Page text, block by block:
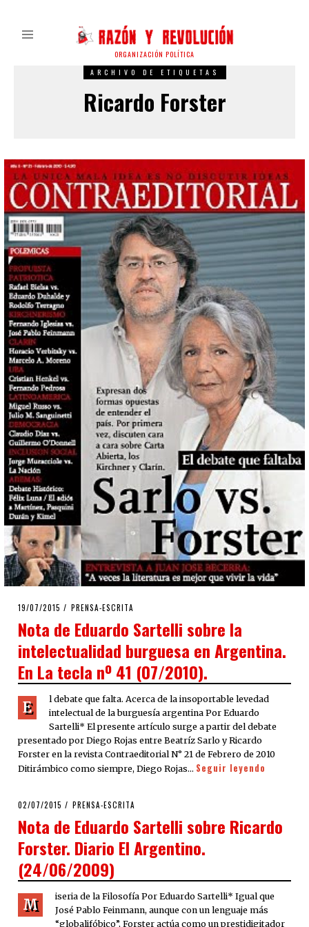
ORGANIZACIÓN POLÍTICA
ARCHIVO DE ETIQUETAS
Ricardo Forster
POSTED
19/07/2015 PRENSA-ESCRITA
Nota de Eduardo Sartelli sobre la
intelectualidad burguesa en Argentina.
En La tecla nº 41 (07/2010).
E
l debate que falta. Acerca de la insoportable levedad
intelectual de la burguesía argentina Por Eduardo
Sartelli* El presente artículo surge a partir del debate
presentado por Diego Rojas entre Beatríz Sarlo y Ricardo
Forster en la revista Contraeditorial N° 21 de Febrero de 2010
Ditirámbico como siempre, Diego Rojas… Seguir leyendo
POSTED
02/07/2015 PRENSA-ESCRITA
Nota de Eduardo Sartelli sobre Ricardo
Forster. Diario El Argentino.
(24/06/2009)
M
iseria de la Filosofía Por Eduardo Sartelli* Igual que
José Pablo Feinmann, aunque con un lenguaje más
“globalifóbico”, Forster actúa como un prestidigitador